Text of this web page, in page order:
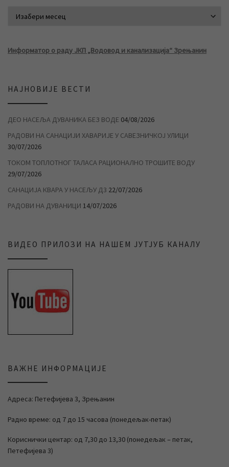
Информатор о раду ЈКП „Водовод и канализација“ Зрењанин
НАЈНОВИЈЕ ВЕСТИ
ДЕО НАСЕЉА ДУВАНИКА БЕЗ ВОДЕ 04/08/2026
РАДОВИ НА САНАЦИЈИ ХАВАРИЈЕ У САВЕЗНИЧКОЈ УЛИЦИ
30/07/2026
ТОКОМ ТОПЛОТНОГ ТАЛАСА РАЦИОНАЛНО ТРОШИТЕ ВОДУ
29/07/2026
САНАЦИЈА КВАРА У НАСЕЉУ Д3 22/07/2026
РАДОВИ НА ДУВАНИЦИ 14/07/2026
ВИДЕО ПРИЛОЗИ НА НАШЕМ ЈУТЈУБ КАНАЛУ
ВАЖНЕ ИНФОРМАЦИЈЕ
Адреса: Петефијева 3, Зрењанин
Радно време: од 7 до 15 часова (понедељак-петак)
Кориснички центар: од 7,30 до 13,30 (понедељак – петак,
Петефијева 3)